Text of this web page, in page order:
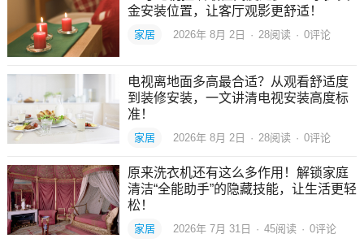
金安装位置，让客厅观影更舒适！
家居 2026年 8月 2日 · 28阅读 · 0评论
电视离地面多高最合适？从观看舒适度
到装修安装，一文讲清电视安装高度标
准！
家居 2026年 8月 2日 · 28阅读 · 0评论
原来洗衣机还有这么多作用！解锁家庭
清洁“全能助手”的隐藏技能，让生活更轻
松！
家居 2026年 7月 31日 · 45阅读 · 0评论